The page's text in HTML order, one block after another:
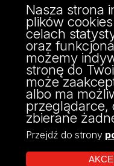
ul. Narutowicza 68,
NIP: 724 000 32 43
Adres do doręczeń
AE:PL-74796-17640-
KONTAKT
Nasza strona
plików
celach
oraz
możemy
stronę do
może
albo ma
przeglądarce,
zbierane
Przejdź do strony